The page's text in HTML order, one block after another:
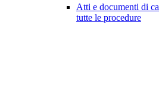
Atti e documenti di
tutte le procedure